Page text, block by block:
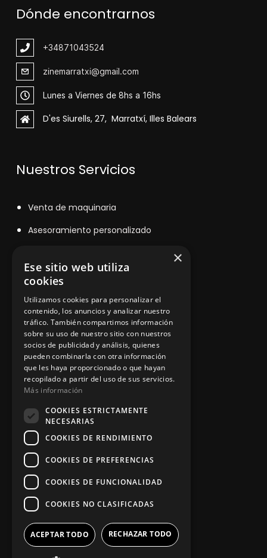
Dónde encontrarnos
+34871043524
zinemarratxi@gmail.com
Lunes a Viernes de 8hs a 16hs
D'es Siurells, 27, Marratxí, Illes Balears
Nuestros Servicios
Venta de maquinaria
Asesoramiento personalizado
Contacto
Información legal
Política de privacidad
Aviso legal
App Zine Hostelería
×
Ese sitio web utiliza
cookies
Utilizamos cookies para personalizar el
contenido, los anuncios y analizar nuestro
tráfico. También compartimos información
sobre su uso de nuestro sitio con nuestros
socios de publicidad y análisis, quienes
pueden combinarla con otra información
que les haya proporcionado o que hayan
recopilado a partir del uso de sus servicios.
Más información
COOKIES ESTRICTAMENTE
NECESARIAS
COOKIES DE RENDIMIENTO
COOKIES DE PREFERENCIAS
COOKIES DE FUNCIONALIDAD
COOKIES NO CLASIFICADAS
ACEPTAR TODO RECHAZAR TODO